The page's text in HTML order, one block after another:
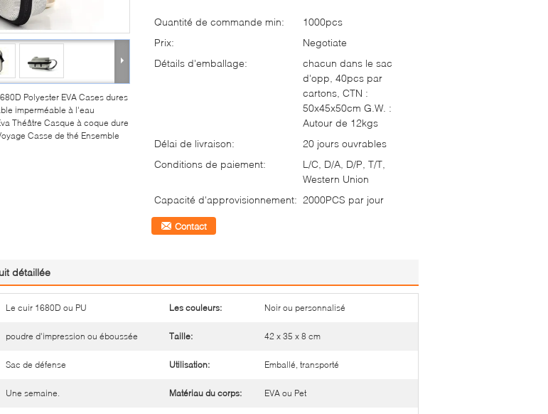
Polyester EVA Cases dures
imperméable à l'eau
Théâtre Casque à coque dure
Casse de thé Ensemble
Quantité de commande min:
1000pcs
Prix:
Negotiate
Détails d'emballage:
chacun dans le sac
d'opp, 40pcs par
cartons, CTN :
50x45x50cm G.W. :
Autour de 12kgs
Délai de livraison:
20 jours ouvrables
Conditions de paiement:
L/C, D/A, D/P, T/T,
Western Union
Capacité d'approvisionnement: 2000PCS par jour
Contact
détaillée
Le cuir 1680D ou PU Les couleurs: Noir ou personnalisé
poudre d'impression ou éboussée Taille: 42 x 35 x 8 cm
Sac de défense Utilisation: Emballé, transporté
Une semaine. Matériau du corps: EVA ou Pet